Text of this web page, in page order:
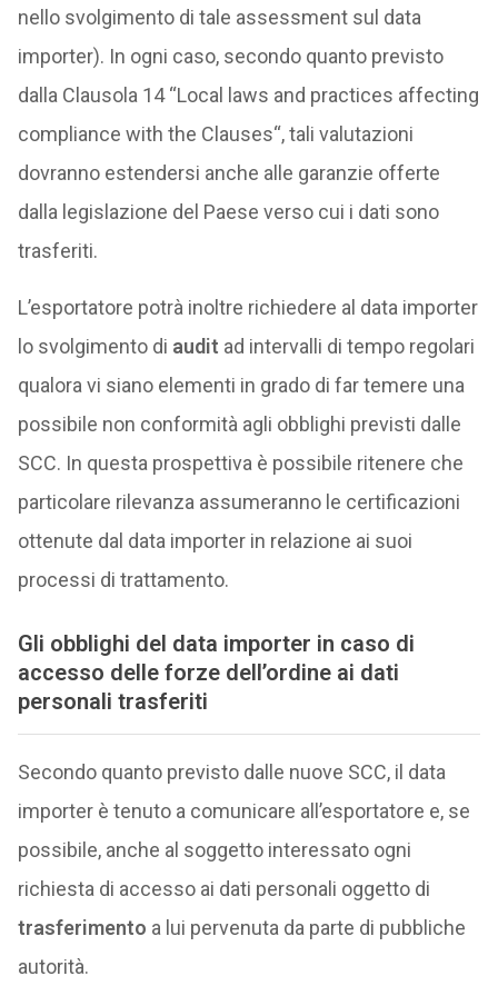
nello svolgimento di tale assessment sul data
importer). In ogni caso, secondo quanto previsto
dalla Clausola 14 “Local laws and practices affecting
compliance with the Clauses“, tali valutazioni
dovranno estendersi anche alle garanzie offerte
dalla legislazione del Paese verso cui i dati sono
trasferiti.
L’esportatore potrà inoltre richiedere al data importer
lo svolgimento di audit ad intervalli di tempo regolari
qualora vi siano elementi in grado di far temere una
possibile non conformità agli obblighi previsti dalle
SCC. In questa prospettiva è possibile ritenere che
particolare rilevanza assumeranno le certificazioni
ottenute dal data importer in relazione ai suoi
processi di trattamento.
Gli obblighi del data importer in caso di
accesso delle forze dell’ordine ai dati
personali trasferiti
Secondo quanto previsto dalle nuove SCC, il data
importer è tenuto a comunicare all’esportatore e, se
possibile, anche al soggetto interessato ogni
richiesta di accesso ai dati personali oggetto di
trasferimento a lui pervenuta da parte di pubbliche
autorità.